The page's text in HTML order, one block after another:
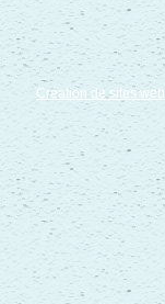
Création de sites web